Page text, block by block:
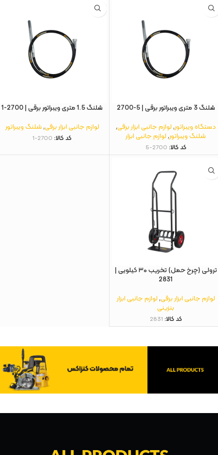
شلنگ 3 متری ویبراتور برقی | 5-2700
دستگاه ویبراتور,لوازم جانبی ابزار برقی,
شلنگ ویبراتور,لوازم جانبی ابزار
کد کالا: 2700-5
شلنگ 1.5 متری ویبراتور برقی | 2700-1
لوازم جانبی ابزار برقی,شلنگ ویبراتور
کد کالا: 2700-1
ترولی (چرخ حمل) تخریب ۳۰ کیلویی |
2831
لوازم جانبی ابزار برقی,لوازم جانبی ابزار
بنزینی
کد کالا: 2831